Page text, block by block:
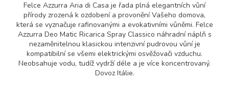
Felce Azzurra Aria di Casa je řada plná elegantních vůní
přírody zrozená k ozdobení a provonění Vašeho domova,
která se vyznačuje rafinovanými a evokativními vůněmi. Felce
Azzurra Deo Matic Ricarica Spray Classico náhradní náplň s
nezaměnitelnou klasickou intenzivní pudrovou vůní je
kompatibilní se všemi elektrickými osvěžovači vzduchu.
Neobsahuje vodu, tudíž vydrží déle a je více koncentrovaný.
Dovoz Itálie.